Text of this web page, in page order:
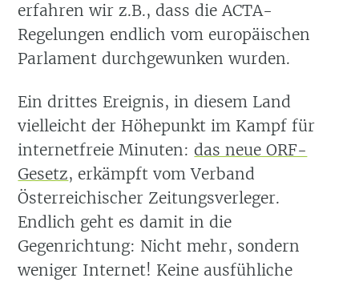
erfahren wir z.B., dass die ACTA-
Regelungen endlich vom europäischen
Parlament durchgewunken wurden.
Ein drittes Ereignis, in diesem Land
vielleicht der Höhepunkt im Kampf für
internetfreie Minuten: das neue ORF-
Gesetz, erkämpft vom Verband
Österreichischer Zeitungsverleger.
Endlich geht es damit in die
Gegenrichtung: Nicht mehr, sondern
weniger Internet! Keine ausfühliche